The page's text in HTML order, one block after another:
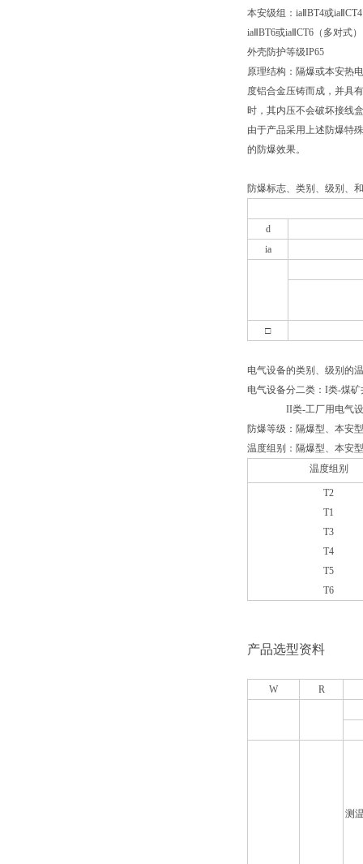
本安级组：ia BT4或ia CT4
ia BT6或ia CT6 （多对式）
外壳防护等级IP65
原理结构： 隔爆或本安热
度铝合金压铸而成，并具
时，其内压不会破坏接线
由于产品采用上述防爆特
的防爆效果。
防爆标志、类别、级别、
d
ia
□
电气设备的类别、级别的
电气设备分二类：I类-煤
II类-工厂用电气
防爆等级：隔爆型、本安
温度组别：隔爆型、本安
温度组别
T2
T1
T3
T4
T5
T6
产品选型资料
W R
测